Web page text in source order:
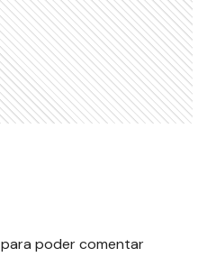
para poder comentar